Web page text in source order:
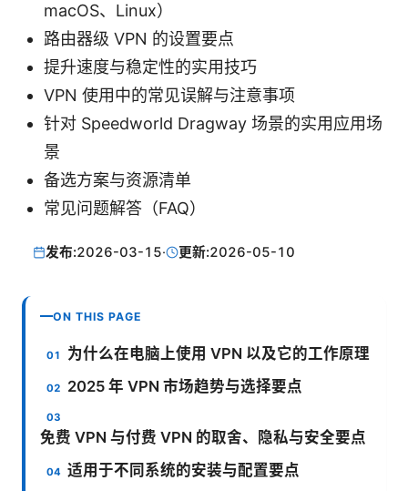
macOS、Linux）
路由器级 VPN 的设置要点
提升速度与稳定性的实用技巧
VPN 使用中的常见误解与注意事项
针对 Speedworld Dragway 场景的实用应用场
景
备选方案与资源清单
常见问题解答（FAQ）
发布:2026-03-15· 更新:2026-05-10
ON THIS PAGE
为什么在电脑上使用 VPN 以及它的工作原理
2025 年 VPN 市场趋势与选择要点
免费 VPN 与付费 VPN 的取舍、隐私与安全要点
适用于不同系统的安装与配置要点